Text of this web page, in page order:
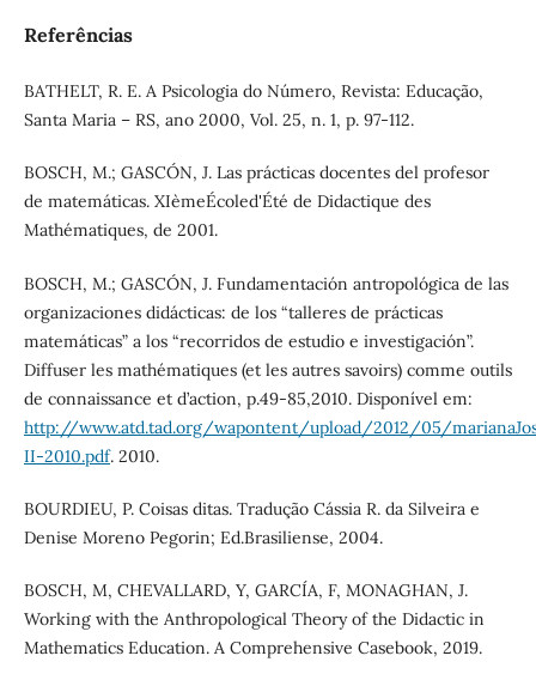
Referências
BATHELT, R. E. A Psicologia do Número, Revista: Educação,
Santa Maria – RS, ano 2000, Vol. 25, n. 1, p. 97-112.
BOSCH, M.; GASCÓN, J. Las prácticas docentes del profesor
de matemáticas. XIèmeÉcoled'Été de Didactique des
Mathématiques, de 2001.
BOSCH, M.; GASCÓN, J. Fundamentación antropológica de las
organizaciones didácticas: de los “talleres de prácticas
matemáticas” a los “recorridos de estudio e investigación”.
Diffuser les mathématiques (et les autres savoirs) comme outils
de connaissance et d’action, p.49-85,2010. Disponível em:
http://www.atd.tad.org/wapontent/upload/2012/05/
II-2010.pdf. 2010.
BOURDIEU, P. Coisas ditas. Tradução Cássia R. da Silveira e
Denise Moreno Pegorin; Ed.Brasiliense, 2004.
BOSCH, M, CHEVALLARD, Y, GARCÍA, F, MONAGHAN, J.
Working with the Anthropological Theory of the Didactic in
Mathematics Education. A Comprehensive Casebook, 2019.